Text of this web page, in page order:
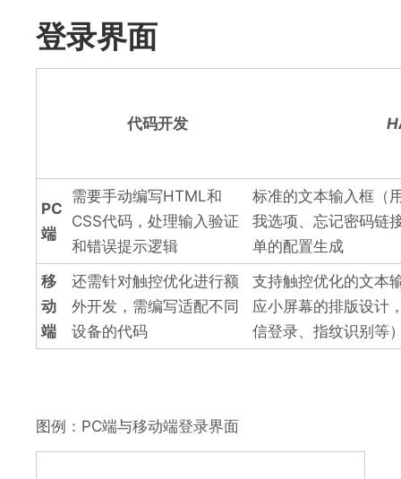
登录界面
代码开发
PC
端
需要手动编写HTML和
CSS代码，处理输入验证
和错误提示逻辑
标准的文本输入框（
我选项、忘记密码链
单的配置生成
移
动
端
还需针对触控优化进行额
外开发，需编写适配不同
设备的代码
支持触控优化的文本
应小屏幕的排版设计
信登录、指纹识别等
图例：PC端与移动端登录界面